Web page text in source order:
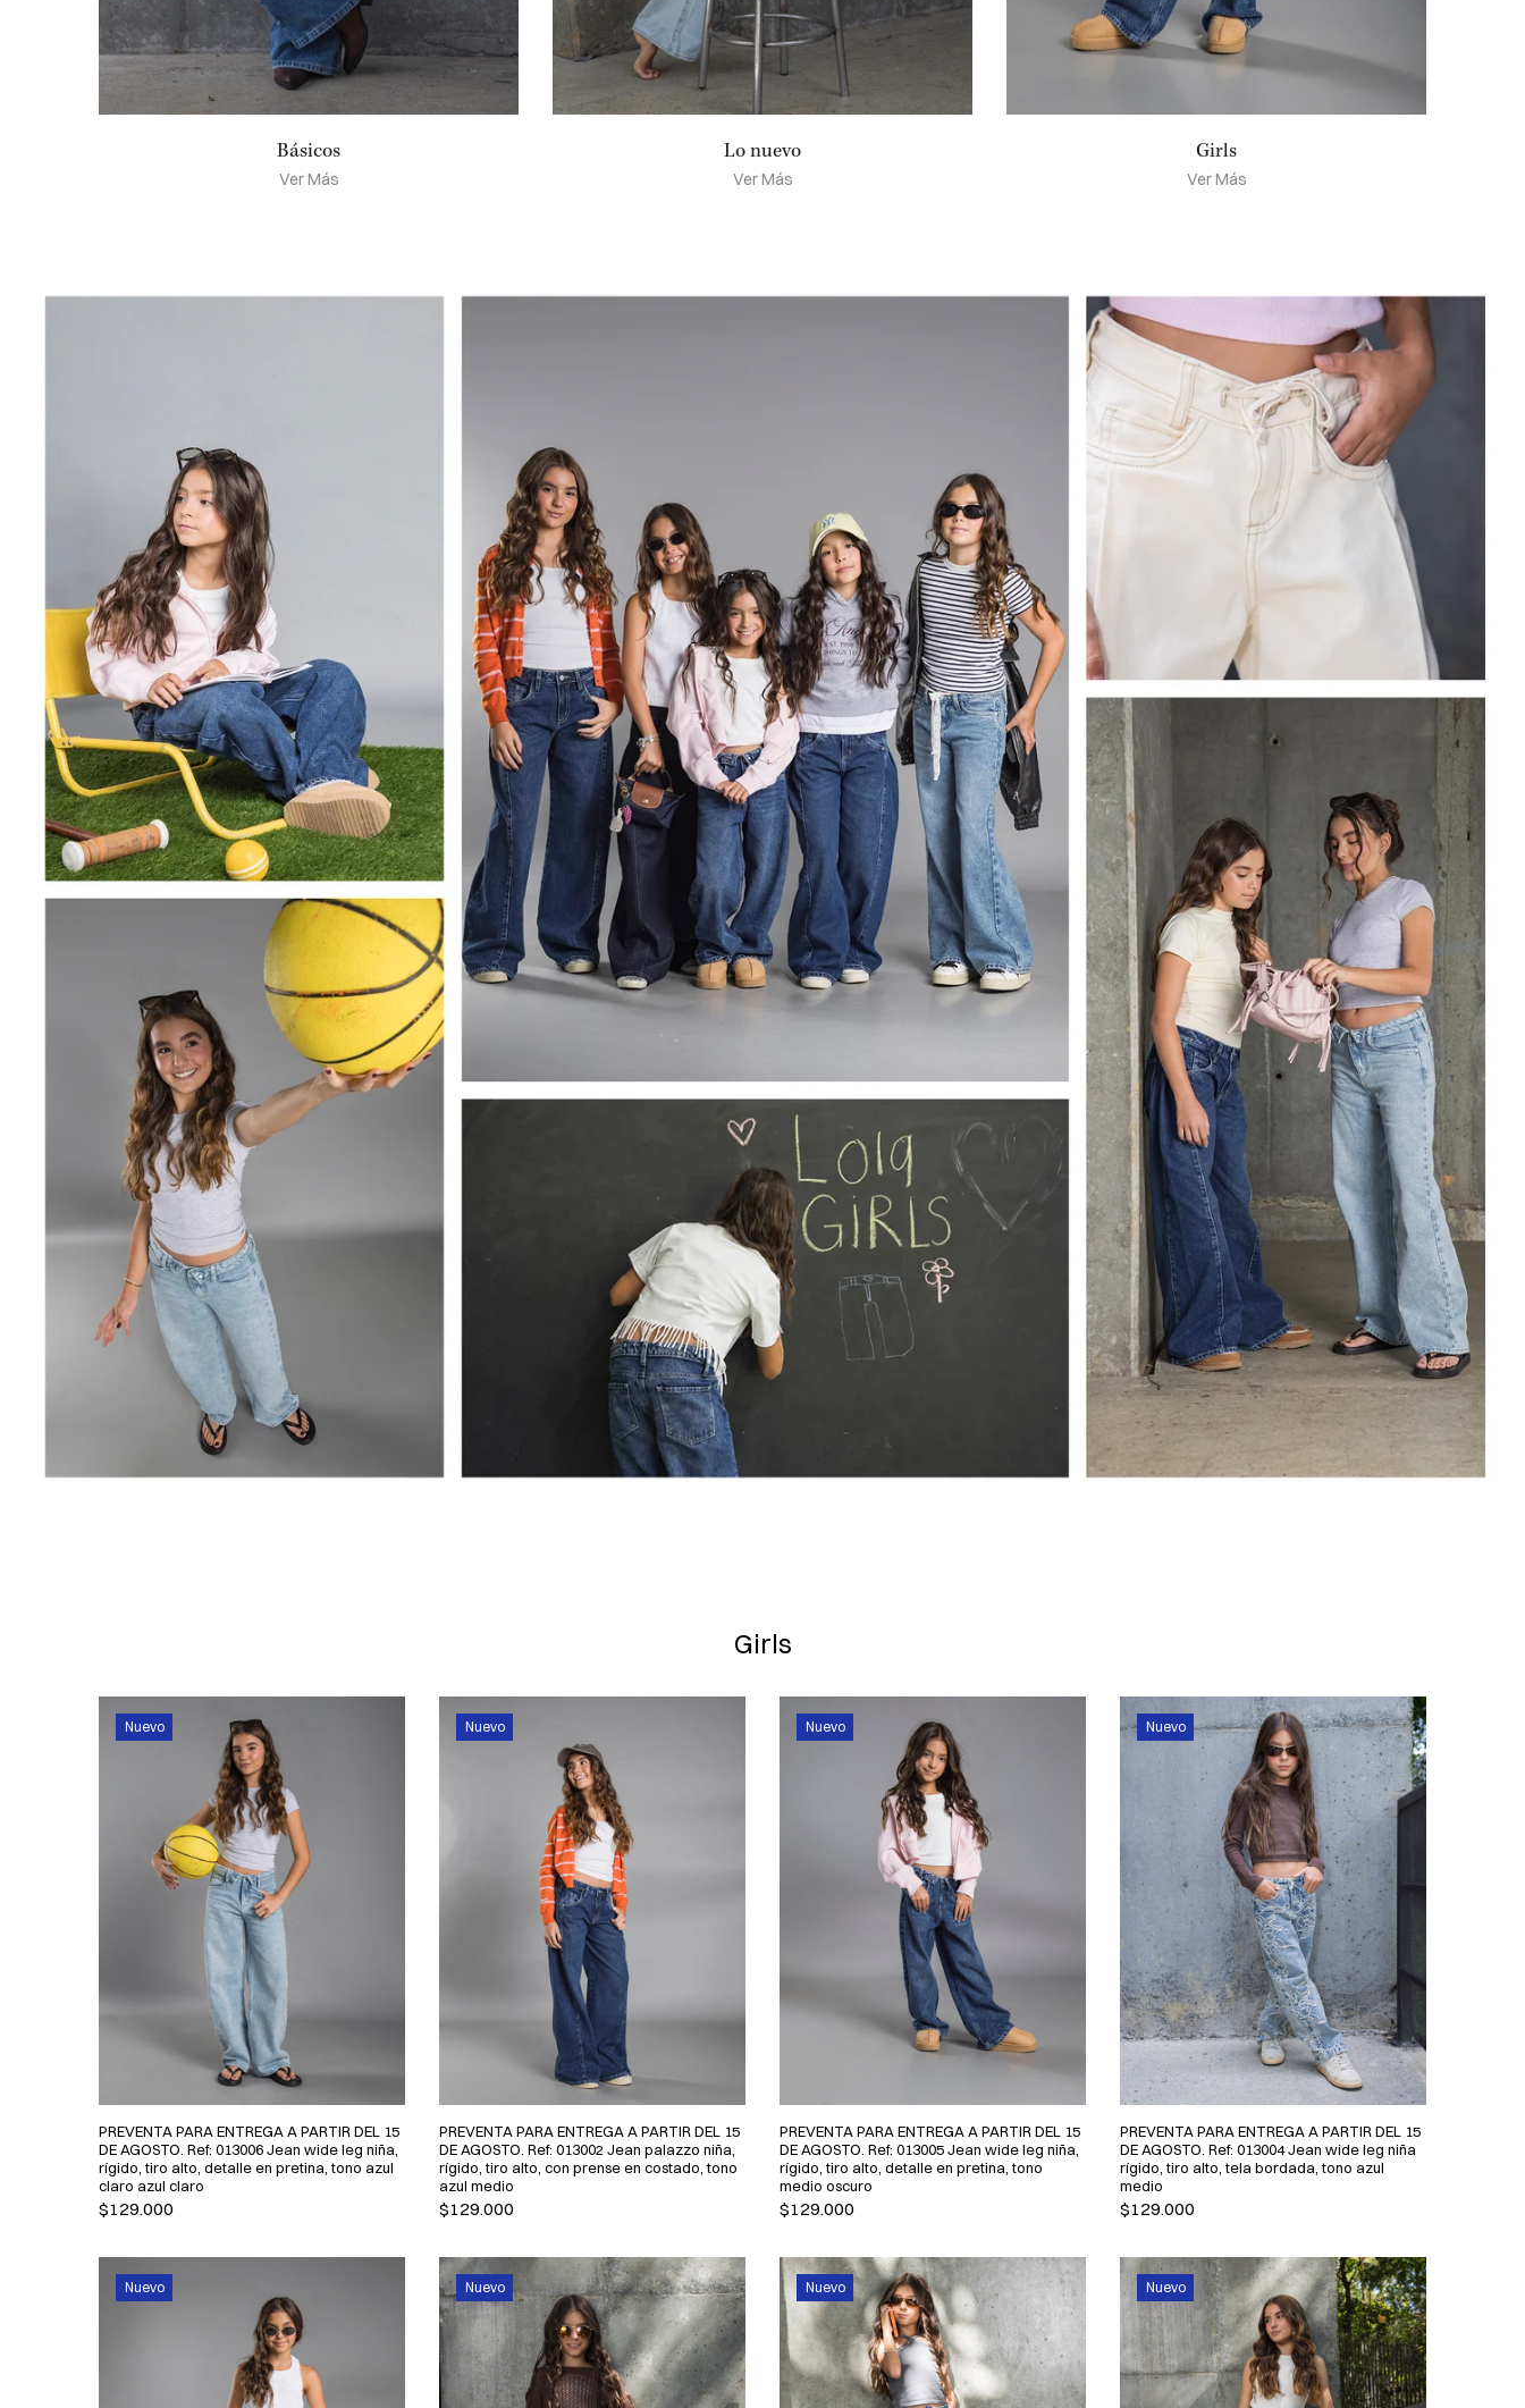
Básicos
Ver Más
Lo nuevo
Ver Más
Girls
Ver Más
Girls
Nuevo
PREVENTA PARA ENTREGA A PARTIR DEL 15
DE AGOSTO. Ref: 013006 Jean wide leg niña,
rígido, tiro alto, detalle en pretina, tono azul
claro azul claro
$129.000
Nuevo
PREVENTA PARA ENTREGA A PARTIR DEL 15
DE AGOSTO. Ref: 013002 Jean palazzo niña,
rígido, tiro alto, con prense en costado, tono
azul medio
$129.000
Nuevo
PREVENTA PARA ENTREGA A PARTIR DEL 15
DE AGOSTO. Ref: 013005 Jean wide leg niña,
rígido, tiro alto, detalle en pretina, tono
medio oscuro
$129.000
Nuevo
PREVENTA PARA ENTREGA A PARTIR DEL 15
DE AGOSTO. Ref: 013004 Jean wide leg niña
rígido, tiro alto, tela bordada, tono azul
medio
$129.000
Nuevo Nuevo Nuevo Nuevo